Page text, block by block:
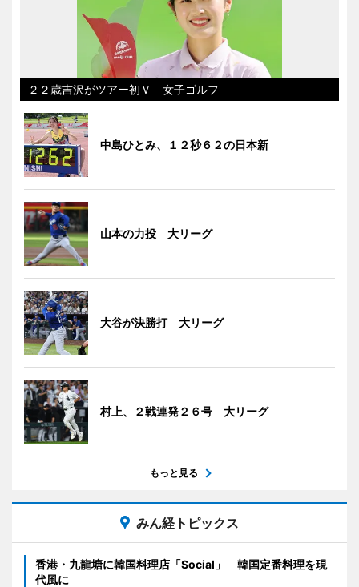
２２歳吉沢がツアー初Ｖ 女子ゴルフ
中島ひとみ、１２秒６２の日本新
山本の力投 大リーグ
大谷が決勝打 大リーグ
村上、２戦連発２６号 大リーグ
もっと見る
みん経トピックス
香港・九龍塘に韓国料理店「Social」 韓国定番料理を現
代風に